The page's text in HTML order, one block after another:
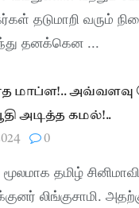
தடுமாறி வரும்
தனக்கென ...
மாப்ள!.. அவ்வளவு
அடித்த கமல்!..
0
தமிழ்
லிங்குசாமி.